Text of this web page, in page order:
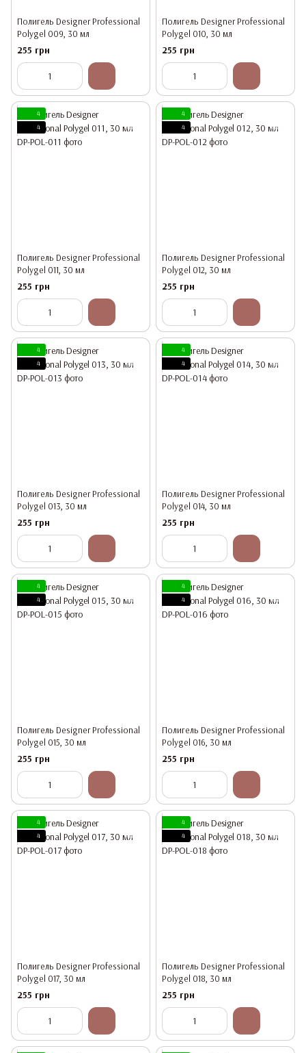
Полигель Designer Professional
Polygel 009, 30 мл
255 грн
Полигель Designer Professional
Polygel 010, 30 мл
255 грн
4
4
Полигель Designer Professional
Polygel 011, 30 мл
255 грн
4
4
Полигель Designer Professional
Polygel 012, 30 мл
255 грн
4
4
Полигель Designer Professional
Polygel 013, 30 мл
255 грн
4
4
Полигель Designer Professional
Polygel 014, 30 мл
255 грн
4
4
Полигель Designer Professional
Polygel 015, 30 мл
255 грн
4
4
Полигель Designer Professional
Polygel 016, 30 мл
255 грн
4
4
Полигель Designer Professional
Polygel 017, 30 мл
255 грн
4
4
Полигель Designer Professional
Polygel 018, 30 мл
255 грн